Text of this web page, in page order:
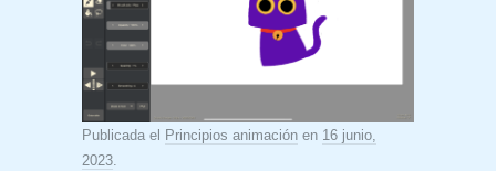
Publicada el Principios animación en 16 junio,
2023